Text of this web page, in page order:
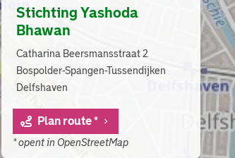
Stichting Yashoda
Bhawan
Catharina Beersmansstraat 2
Bospolder-Spangen-Tussendijken
Delfshaven
Plan route *
* opent in OpenStreetMap